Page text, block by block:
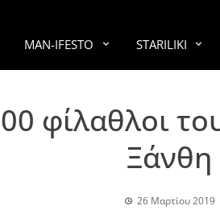
MAN-IFESTO STARILIKI
φίλαθλοι
Ξάνθη
26 Μαρτίου 2019